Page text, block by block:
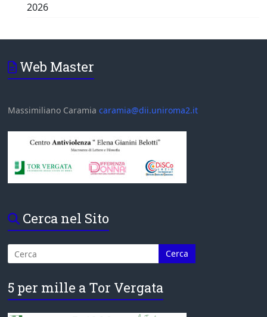
2026
Web Master
Massimiliano Caramiacaramia@dii.uniroma2.it
Cerca nel Sito
5 per mille a Tor Vergata